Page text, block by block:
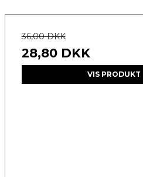
36,00 DKK
28,80 DKK
VIS PRODUKT